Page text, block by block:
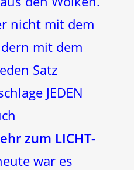
nicht mit dem
mit dem
Satz
JEDEN
zum LICHT-
war es